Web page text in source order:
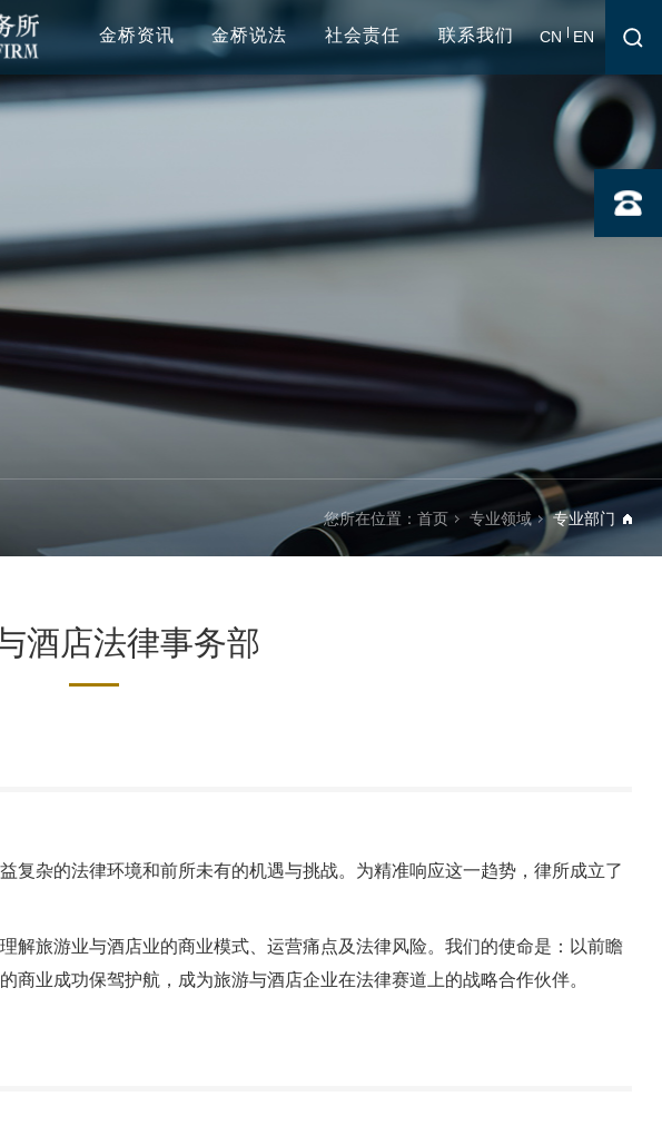
金桥资讯 金桥说法 社会责任 联系我们 CN EN
您所在位置：首页 专业领域 专业部门
酒店法律事务部
复杂的法律环境和前所未有的机遇与挑战。为精准响应这一趋势，律所成立了
解旅游业与酒店业的商业模式、运营痛点及法律风险。我们的使命是：以前瞻
业成功保驾护航，成为旅游与酒店企业在法律赛道上的战略合作伙伴。